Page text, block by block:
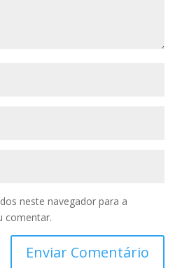
neste navegador para a
comentar.